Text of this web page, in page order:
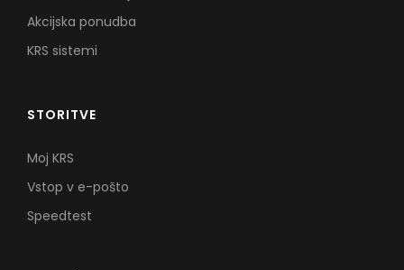
Akcijska ponudba
KRS sistemi
STORITVE
Moj KRS
Vstop v e-pošto
Speedtest